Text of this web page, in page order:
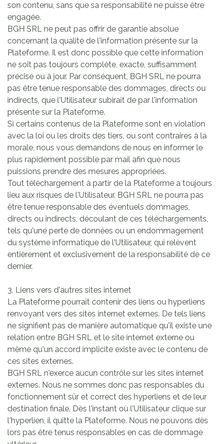
son contenu, sans que sa responsabilité ne puisse être
engagée.
BGH SRL ne peut pas offrir de garantie absolue
concernant la qualité de l'information présente sur la
Plateforme. Il est donc possible que cette information
ne soit pas toujours complète, exacte, suffisamment
précise ou à jour. Par conséquent, BGH SRL ne pourra
pas être tenue responsable des dommages, directs ou
indirects, que l'Utilisateur subirait de par l'information
présente sur la Plateforme.
Si certains contenus de la Plateforme sont en violation
avec la loi ou les droits des tiers, ou sont contraires à la
morale, nous vous demandons de nous en informer le
plus rapidement possible par mail afin que nous
puissions prendre des mesures appropriées.
Tout téléchargement à partir de la Plateforme a toujours
lieu aux risques de l'Utilisateur. BGH SRL ne pourra pas
être tenue responsable des éventuels dommages,
directs ou indirects, découlant de ces téléchargements,
tels qu'une perte de données ou un endommagement
du système informatique de l'Utilisateur, qui relèvent
entièrement et exclusivement de la responsabilité de ce
dernier.
3. Liens vers d'autres sites internet
La Plateforme pourrait contenir des liens ou hyperliens
renvoyant vers des sites internet externes. De tels liens
ne signifient pas de manière automatique qu'il existe une
relation entre BGH SRL et le site internet externe ou
même qu'un accord implicite existe avec le contenu de
ces sites externes.
BGH SRL n'exerce aucun contrôle sur les sites internet
externes. Nous ne sommes donc pas responsables du
fonctionnement sûr et correct des hyperliens et de leur
destination finale. Dès l'instant où l'Utilisateur clique sur
l'hyperlien, il quitte la Plateforme. Nous ne pouvons dès
lors pas être tenus responsables en cas de dommage